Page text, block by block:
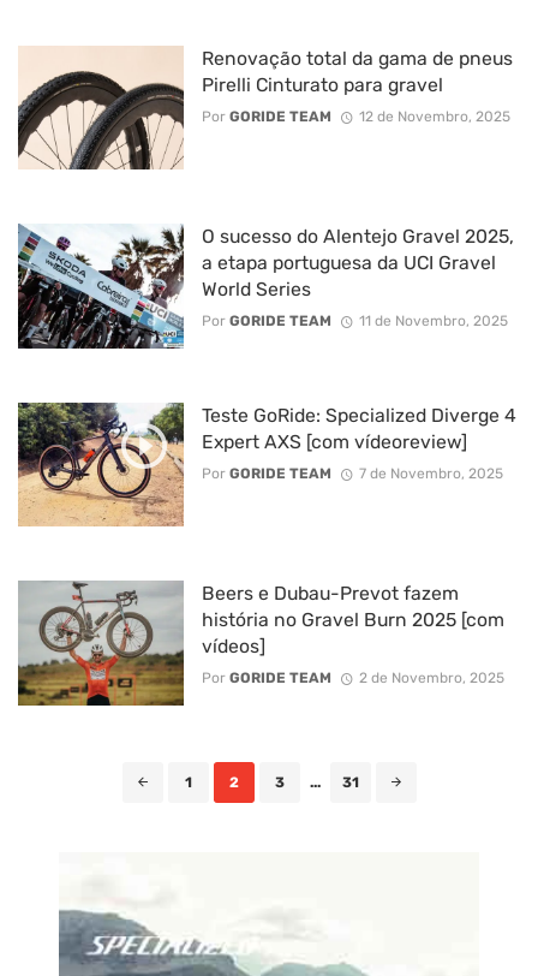
Renovação total da gama de pneus
Pirelli Cinturato para gravel
Por GORIDE TEAM 12 de Novembro, 2025
O sucesso do Alentejo Gravel 2025,
a etapa portuguesa da UCI Gravel
World Series
Por GORIDE TEAM 11 de Novembro, 2025
Teste GoRide: Specialized Diverge 4
Expert AXS [com vídeoreview]
Por GORIDE TEAM 7 de Novembro, 2025
Beers e Dubau-Prevot fazem
história no Gravel Burn 2025 [com
vídeos]
Por GORIDE TEAM 2 de Novembro, 2025
1 2 3 ... 31